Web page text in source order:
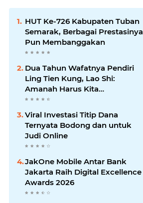
HUT Ke-726 Kabupaten Tuban
Semarak, Berbagai Prestasinya
Pun Membanggakan
Dua Tahun Wafatnya Pendiri
Ling Tien Kung, Lao Shi:
Amanah Harus Kita
Laksanakan!
Viral Investasi Titip Dana
Ternyata Bodong dan untuk
Judi Online
JakOne Mobile Antar Bank
Jakarta Raih Digital Excellence
Awards 2026